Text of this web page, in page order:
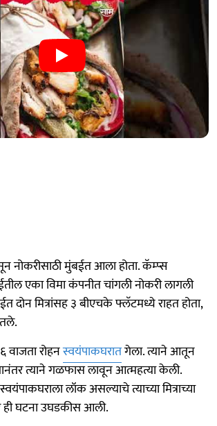
नोकरीसाठी मुंबईत आला होता. कॅम्प्स
एका विमा कंपनीत चांगली नोकरी लागली
दोन मित्रांसह ३ बीएचके फ्लॅटमध्ये राहत होता,
वाजता रोहनस्वयंपाकघरातगेला. त्याने आतून
त्याने गळफास लावून आत्महत्या केली.
लॉक असल्याचे त्याच्या मित्राच्या
ही घटना उघडकीस आली.